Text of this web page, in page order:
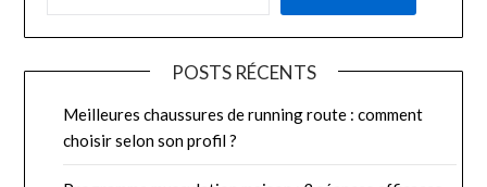
POSTS RÉCENTS
Meilleures chaussures de running route : comment
choisir selon son profil ?